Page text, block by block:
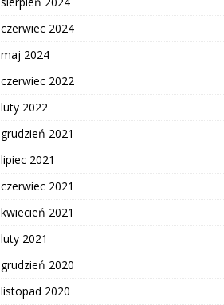
czerwiec 2024
maj 2024
czerwiec 2022
luty 2022
grudzień 2021
lipiec 2021
czerwiec 2021
kwiecień 2021
luty 2021
grudzień 2020
listopad 2020